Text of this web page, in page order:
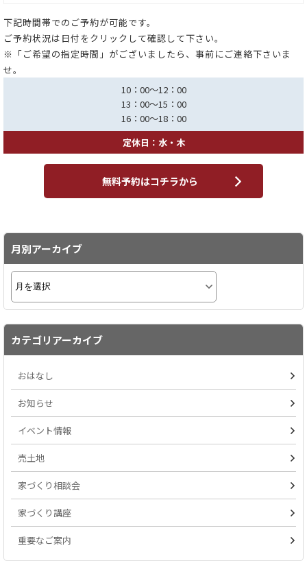
下記時間帯でのご予約が可能です。
ご予約状況は日付をクリックして確認して下さい。
※「ご希望の指定時間」がございましたら、事前にご連絡下さいま
せ。
10：00～12：00
13：00～15：00
16：00～18：00
定休日：水・木
無料予約はコチラから
月別アーカイブ
カテゴリアーカイブ
おはなし
お知らせ
イベント情報
売土地
家づくり相談会
家づくり講座
重要なご案内